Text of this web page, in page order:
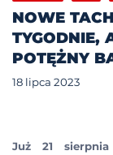
NOWE
TYGODNIE,
POTĘŻNY
18 lipca 2023
Już 21